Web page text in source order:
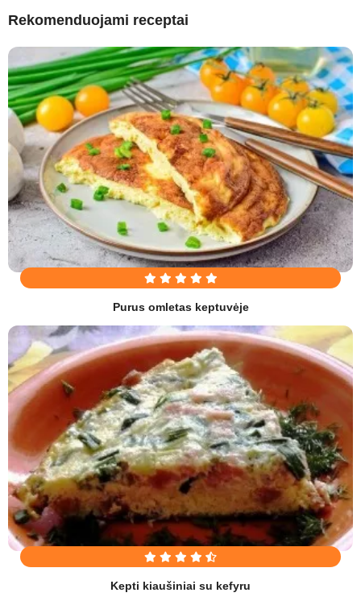
Rekomenduojami receptai
Purus omletas keptuvėje
Kepti kiaušiniai su kefyru